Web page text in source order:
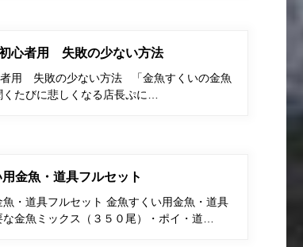
心者用 失敗の少ない方法
用 失敗の少ない方法 「金魚すくいの金魚
たびに悲しくなる店長ぷに…
金魚・道具フルセット
・道具フルセット 金魚すくい用金魚・道具
金魚ミックス（３５０尾）・ポイ・道…